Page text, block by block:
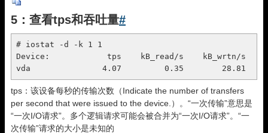
5：查看tps和吞吐量#
# iostat -d -k 1 1
Device:            tps    kB_read/s    kB_wrtn/s
vda               4.07         0.35        28.81
tps：该设备每秒的传输次数（Indicate the number of transfers
per second that were issued to the device.）。“一次传输”意思是
“一次I/O请求”。多个逻辑请求可能会被合并为“一次I/O请求”。“一
次传输”请求的大小是未知的